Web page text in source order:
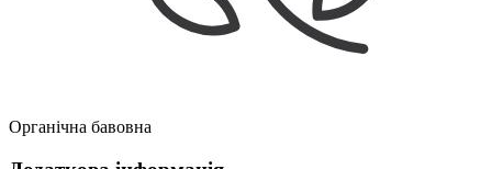
Органічна бавовна